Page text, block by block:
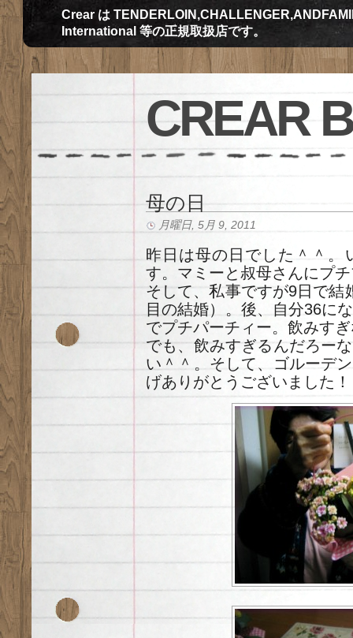
Crear は
International 等の正規取扱店です。
CREAR
母の日
月曜日, 5月 9, 2011
昨日は母の日でした＾＾。
す。マミーと叔母さんにプ
そして、私事ですが9日で結
目の結婚）。後、自分36に
でプチパーチィー。飲みす
でも、飲みすぎるんだろー
い＾＾。そして、ゴルーデ
げありがとうございました